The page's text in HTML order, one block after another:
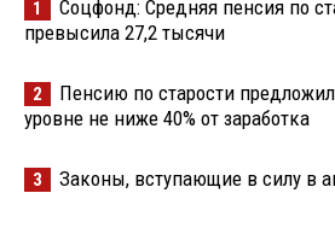
1
Соцфонд: Средняя пенсия по
превысила 27,2 тысячи
2
Пенсию по старости
уровне не ниже 40% от заработка
3 Законы, вступающие в силу в